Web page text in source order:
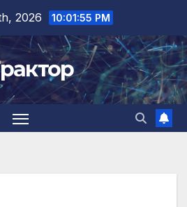
2026 10:01:55 PM